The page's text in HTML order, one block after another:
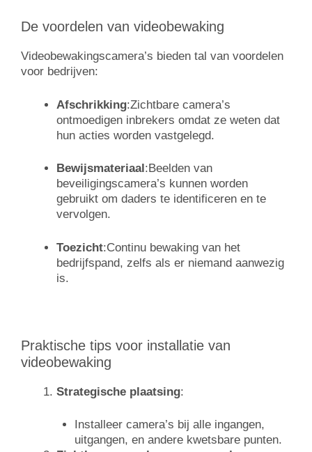
De voordelen van videobewaking
Videobewakingscamera’s bieden tal van voordelen
voor bedrijven:
Afschrikking:Zichtbare camera’s
ontmoedigen inbrekers omdat ze weten dat
hun acties worden vastgelegd.
Bewijsmateriaal : Beelden van
beveiligingscamera’s kunnen worden
gebruikt om daders te identificeren en te
vervolgen.
Toezicht:Continu bewaking van het
bedrijfspand, zelfs als er niemand aanwezig
is.
Praktische tips voor installatie van
videobewaking
Strategische plaatsing:
Installeer camera’s bij alle ingangen,
uitgangen, en andere kwetsbare punten.